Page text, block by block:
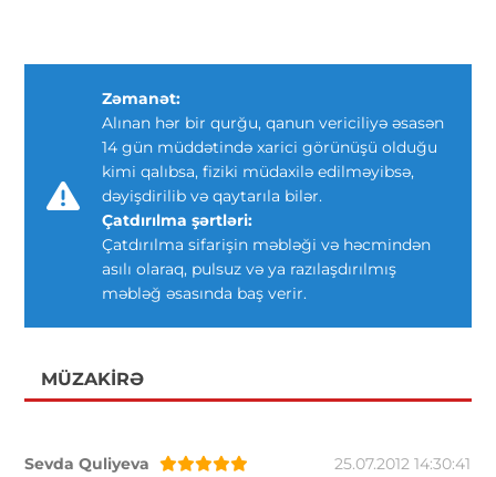
Zəmanət:
Alınan hər bir qurğu, qanun vericiliyə əsasən
14 gün müddətində xarici görünüşü olduğu
kimi qalıbsa, fiziki müdaxilə edilməyibsə,
dəyişdirilib və qaytarıla bilər.
Çatdırılma şərtləri:
Çatdırılma sifarişin məbləği və həcmindən
asılı olaraq, pulsuz və ya razılaşdırılmış
məbləğ əsasında baş verir.
MÜZAKIRƏ
Sevda Quliyeva
25.07.2012 14:30:41